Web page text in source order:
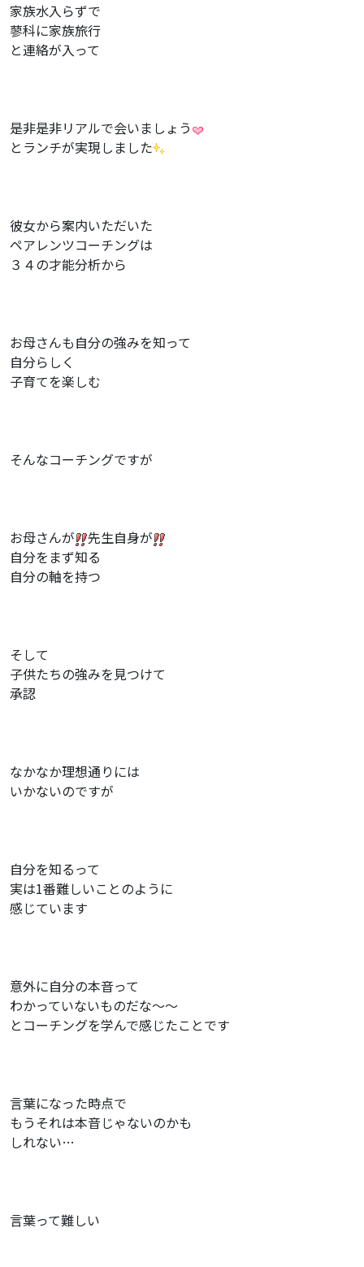
家族水入らずで
蓼科に家族旅行
と連絡が入って
是非是非リアルで会いましょう
とランチが実現しました
彼女から案内いただいた
ペアレンツコーチングは
３４の才能分析から
お母さんも自分の強みを知って
自分らしく
子育てを楽しむ
そんなコーチングですが
お母さんが
先生自身が
自分をまず知る
自分の軸を持つ
そして
子供たちの強みを見つけて
承認
なかなか理想通りには
いかないのですが
自分を知るって
実は1番難しいことのように
感じています
意外に自分の本音って
わかっていないものだな〜〜
とコーチングを学んで感じたことです
言葉になった時点で
もうそれは本音じゃないのかも
しれない…
言葉って難しい